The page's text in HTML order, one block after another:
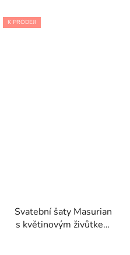
K PRODEJI
Svatební šaty Masurian
s květinovým živůtkem